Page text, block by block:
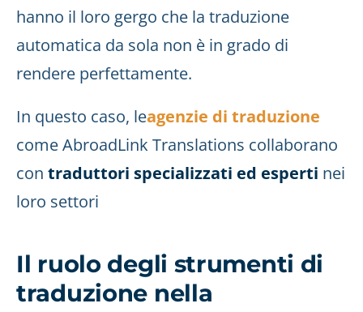
hanno il loro gergo che la traduzione
automatica da sola non è in grado di
rendere perfettamente.
In questo caso, leagenzie di traduzione
come AbroadLink Translations collaborano
con traduttori specializzati ed esperti nei
loro settori
Il ruolo degli strumenti di
traduzione nella